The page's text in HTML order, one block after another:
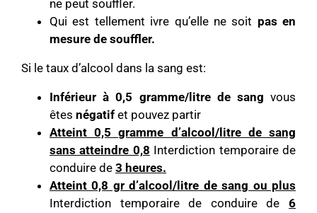
ne peut souffler.
Qui est tellement ivre qu’elle ne soit pas en
mesure de souffler.
Si le taux d’alcool dans la sang est:
Inférieur à 0,5 gramme/litre de sang vous
êtes négatif et pouvez partir
Atteint 0,5 gramme d’alcool/litre de sang
sans atteindre 0,8 Interdiction temporaire de
conduire de 3 heures.
Atteint 0,8 gr d’alcool/litre de sang ou plus
Interdiction temporaire de conduire de 6